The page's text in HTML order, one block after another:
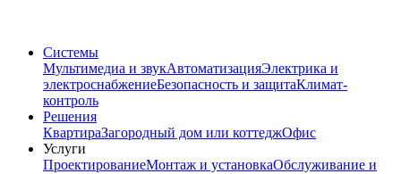
Системы
Мультимедиа и звукАвтоматизацияЭлектрика и
электроснабжениеБезопасность и защитаКлимат-
контроль
Решения
КвартираЗагородный дом или коттеджОфис
Услуги
ПроектированиеМонтаж и установкаОбслуживание и